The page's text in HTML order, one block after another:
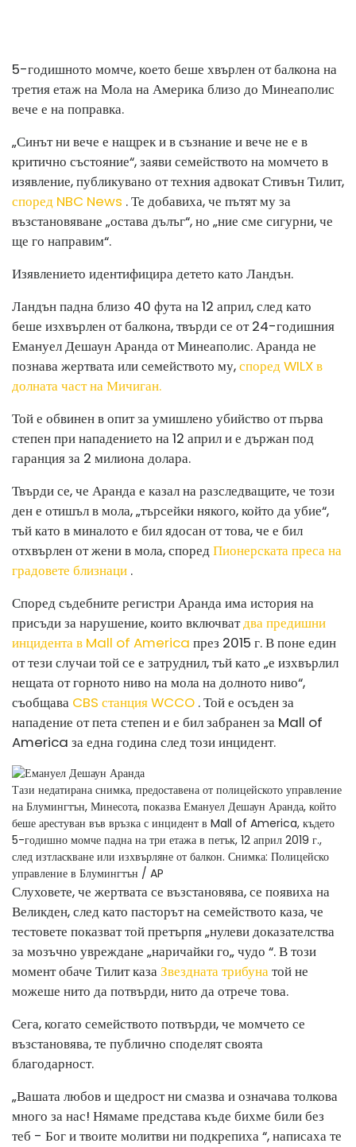
5-годишното момче, което беше хвърлен от балкона на
третия етаж на Мола на Америка близо до Минеаполис
вече е на поправка.
„Синът ни вече е нащрек и в съзнание и вече не е в
критично състояние“, заяви семейството на момчето в
изявление, публикувано от техния адвокат Стивън Тилит,
според NBC News . Те добавиха, че пътят му за
възстановяване „остава дълъг“, но „ние сме сигурни, че
ще го направим“.
Изявлението идентифицира детето като Ландън.
Ландън падна близо 40 фута на 12 април, след като
беше изхвърлен от балкона, твърди се от 24-годишния
Емануел Дешаун Аранда от Минеаполис. Аранда не
познава жертвата или семейството му,според WILX в
долната част на Мичиган.
Той е обвинен в опит за умишлено убийство от първа
степен при нападението на 12 април и е държан под
гаранция за 2 милиона долара.
Твърди се, че Аранда е казал на разследващите, че този
ден е отишъл в мола, „търсейки някого, който да убие“,
тъй като в миналото е бил ядосан от това, че е бил
отхвърлен от жени в мола, споредПионерската преса на
градовете близнаци .
Според съдебните регистри Аранда има история на
присъди за нарушение, които включватдва предишни
инцидента в Mall of America през 2015 г. В поне един
от тези случаи той се е затруднил, тъй като „е изхвърлил
нещата от горното ниво на мола на долното ниво“,
съобщава CBS станция WCCO . Той е осъден за
нападение от пета степен и е бил забранен за Mall of
America за една година след този инцидент.
Тази недатирана снимка, предоставена от полицейското управление
на Блумингтън, Минесота, показва Емануел Дешаун Аранда, който
беше арестуван във връзка с инцидент в Mall of America, където
5-годишно момче падна на три етажа в петък, 12 април 2019 г.,
след изтласкване или изхвърляне от балкон. Снимка: Полицейско
управление в Блумингтън / AP
Слуховете, че жертвата се възстановява, се появиха на
Великден, след като пасторът на семейството каза, че
тестовете показват той претърпя „нулеви доказателства
за мозъчно увреждане „наричайки го„ чудо “. В този
момент обаче Тилит казаЗвездната трибунатой не
можеше нито да потвърди, нито да отрече това.
Сега, когато семейството потвърди, че момчето се
възстановява, те публично споделят своята
благодарност.
„Вашата любов и щедрост ни смазва и означава толкова
много за нас! Нямаме представа къде бихме били без
теб - Бог и твоите молитви ни подкрепиха “, написаха те